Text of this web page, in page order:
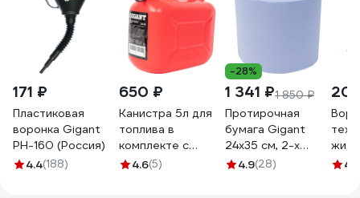
171 ₽
Пластиковая
воронка Gigant
PH-160 (Россия)
4.4(188)
650 ₽
Канистра 5л для
топлива в
комплекте с
крышкой и лейкой
4.6(5)
-28%
1 341 ₽1 850 ₽
Протирочная
бумага Gigant
24x35 см, 2-х
слойная, 1000
4.9(28)
мм,4.8